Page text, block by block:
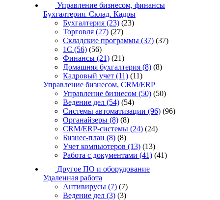
Управление бизнесом, финансы
Бухгалтерия. Склад. Кадры
Бухгалтерия (23) (23)
Торговля (27) (27)
Складские программы (37) (37)
1С (56) (56)
Финансы (21) (21)
Домашняя бухгалтерия (8) (8)
Кадровый учет (11) (11)
Управление бизнесом, CRM/ERP
Управление бизнесом (50) (50)
Ведение дел (54) (54)
Системы автоматизации (96) (96)
Органайзеры (8) (8)
CRM/ERP-системы (24) (24)
Бизнес-план (8) (8)
Учет компьютеров (13) (13)
Работа с документами (41) (41)
Другое ПО и оборудование
Удаленная работа
Антивирусы (7) (7)
Ведение дел (3) (3)